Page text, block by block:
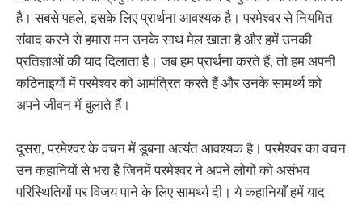
है। सबसे पहले, इसके लिए प्रार्थना आवश्यक है। परमेश्वर से नियमित
संवाद करने से हमारा मन उनके साथ मेल खाता है और हमें उनकी
प्रतिज्ञाओं की याद दिलाता है। जब हम प्रार्थना करते हैं, तो हम अपनी
कठिनाइयों में परमेश्वर को आमंत्रित करते हैं और उनके सामर्थ्य को
अपने जीवन में बुलाते हैं।
दूसरा, परमेश्वर के वचन में डूबना अत्यंत आवश्यक है। परमेश्वर का वचन
उन कहानियों से भरा है जिनमें परमेश्वर ने अपने लोगों को असंभव
परिस्थितियों पर विजय पाने के लिए सामर्थ्य दी। ये कहानियाँ हमें याद